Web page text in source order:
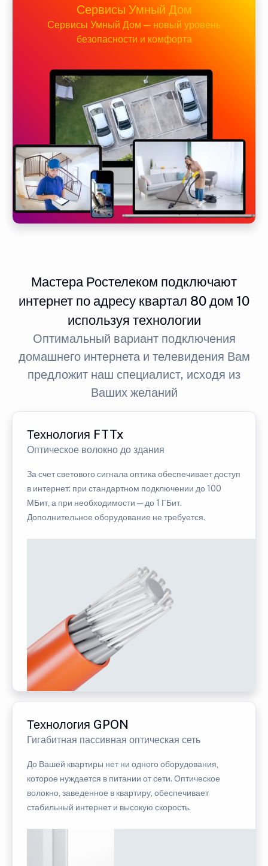
Сервисы Умный Дом
Сервисы Умный Дом — новый уровень
безопасности и комфорта
Мастера Ростелеком подключают
интернет по адресу квартал 80 дом 10
используя технологии
Оптимальный вариант подключения
домашнего интернета и телевидения Вам
предложит наш специалист, исходя из
Ваших желаний
Технология FTTx
Оптическое волокно до здания
За счет светового сигнала оптика обеспечивает доступ
в интернет: при стандартном подключении до 100
МБит, а при необходимости — до 1 ГБит.
Дополнительное оборудование не требуется.
Технология GPON
Гигабитная пассивная оптическая сеть
До Вашей квартиры нет ни одного оборудования,
которое нуждается в питании от сети. Оптическое
волокно, заведенное в квартиру, обеспечивает
стабильный интернет и высокую скорость.